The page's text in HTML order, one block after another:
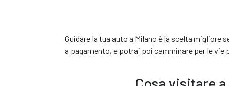
Prenota questa
Guidare la tua auto a Milano è la scelta
a pagamento, e potrai poi camminare per le